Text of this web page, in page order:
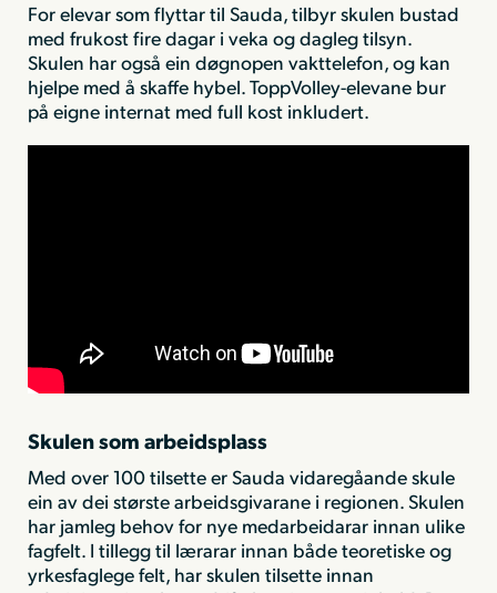
For elevar som flyttar til Sauda, tilbyr skulen bustad
med frukost fire dagar i veka og dagleg tilsyn.
Skulen har også ein døgnopen vakttelefon, og kan
hjelpe med å skaffe hybel. ToppVolley-elevane bur
på eigne internat med full kost inkludert.
Skulen som arbeidsplass
Med over 100 tilsette er Sauda vidaregåande skule
ein av dei største arbeidsgivarane i regionen. Skulen
har jamleg behov for nye medarbeidarar innan ulike
fagfelt. I tillegg til lærarar innan både teoretiske og
yrkesfaglege felt, har skulen tilsette innan